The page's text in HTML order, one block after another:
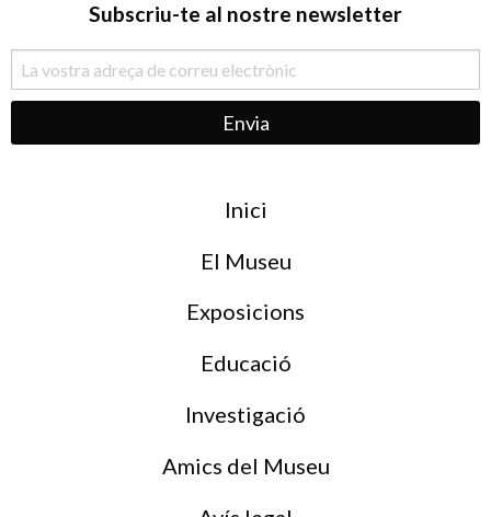
Subscriu-te al nostre newsletter
Inici
El Museu
Exposicions
Educació
Investigació
Amics del Museu